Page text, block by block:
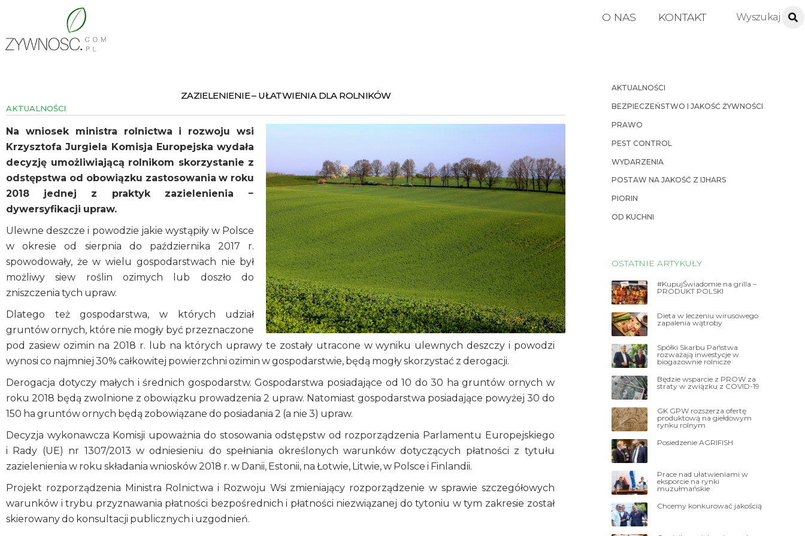
O NAS KONTAKT
ZAZIELENIENIE – UŁATWIENIA DLA ROLNIKÓW
AKTUALNOŚCI
Na wniosek ministra rolnictwa i rozwoju wsi
Krzysztofa Jurgiela Komisja Europejska wydała
decyzję umożliwiającą rolnikom skorzystanie z
odstępstwa od obowiązku zastosowania w roku
2018 jednej z praktyk zazielenienia −
dywersyfikacji upraw.
Ulewne deszcze i powodzie jakie wystąpiły w Polsce
w okresie od sierpnia do października 2017 r.
spowodowały, że w wielu gospodarstwach nie był
możliwy siew roślin ozimych lub doszło do
zniszczenia tych upraw.
Dlatego też gospodarstwa, w których udział
gruntów ornych, które nie mogły być przeznaczone
pod zasiew ozimin na 2018 r. lub na których uprawy te zostały utracone w wyniku ulewnych deszczy i powodzi
wynosi co najmniej 30% całkowitej powierzchni ozimin w gospodarstwie, będą mogły skorzystać z derogacji.
Derogacja dotyczy małych i średnich gospodarstw. Gospodarstwa posiadające od 10 do 30 ha gruntów ornych w
roku 2018 będą zwolnione z obowiązku prowadzenia 2 upraw. Natomiast gospodarstwa posiadające powyżej 30 do
150 ha gruntów ornych będą zobowiązane do posiadania 2 (a nie 3) upraw.
Decyzja wykonawcza Komisji upoważnia do stosowania odstępstw od rozporządzenia Parlamentu Europejskiego
i Rady (UE) nr 1307/2013 w odniesieniu do spełniania określonych warunków dotyczących płatności z tytułu
zazielenienia w roku składania wniosków 2018 r. w Danii, Estonii, na Łotwie, Litwie, w Polsce i Finlandii.
Projekt rozporządzenia Ministra Rolnictwa i Rozwoju Wsi zmieniający rozporządzenie w sprawie szczegółowych
warunków i trybu przyznawania płatności bezpośrednich i płatności niezwiązanej do tytoniu w tym zakresie został
skierowany do konsultacji publicznych i uzgodnień.
AKTUALNOŚCI
BEZPIECZEŃSTWO I JAKOŚĆ ŻYWNOŚCI
PRAWO
PEST CONTROL
WYDARZENIA
POSTAW NA JAKOŚĆ Z IJHARS
PIORIN
OD KUCHNI
OSTATNIE ARTYKUŁY
#KupujŚwiadomie na grilla –
PRODUKT POLSKI
Dieta w leczeniu wirusowego
zapalenia wątroby
Spółki Skarbu Państwa
rozważają inwestycje w
biogazownie rolnicze
Będzie wsparcie z PROW za
straty w związku z COVID-19
GK GPW rozszerza ofertę
produktową na giełdowym
rynku rolnym
Posiedzenie AGRIFISH
Prace nad ułatwieniami w
eksporcie na rynki
muzułmańskie
Chcemy konkurować jakością